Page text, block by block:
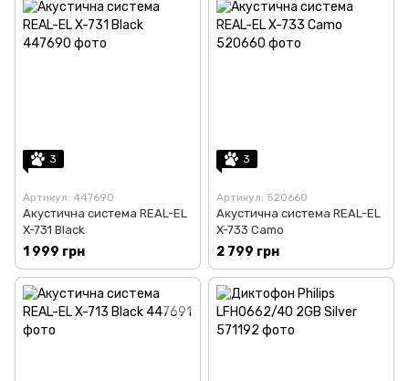
3
Артикул: 447690
Акустична система REAL-EL
X-731 Black
1 999 грн
3
Артикул: 520660
Акустична система REAL-EL
X-733 Camo
2 799 грн